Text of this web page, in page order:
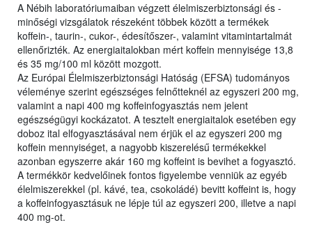
A Nébih laboratóriumaiban végzett élelmiszerbiztonsági és -
minőségi vizsgálatok részeként többek között a termékek
koffein-, taurin-, cukor-, édesítőszer-, valamint vitamintartalmát
ellenőrizték. Az energiaitalokban mért koffein mennyisége 13,8
és 35 mg/100 ml között mozgott.
Az Európai Élelmiszerbiztonsági Hatóság (EFSA) tudományos
véleménye szerint egészséges felnőtteknél az egyszeri 200 mg,
valamint a napi 400 mg koffeinfogyasztás nem jelent
egészségügyi kockázatot. A tesztelt energiaitalok esetében egy
doboz ital elfogyasztásával nem érjük el az egyszeri 200 mg
koffein mennyiséget, a nagyobb kiszerelésű termékekkel
azonban egyszerre akár 160 mg koffeint is bevihet a fogyasztó.
A termékkör kedvelőinek fontos figyelembe venniük az egyéb
élelmiszerekkel (pl. kávé, tea, csokoládé) bevitt koffeint is, hogy
a koffeinfogyasztásuk ne lépje túl az egyszeri 200, illetve a napi
400 mg-ot.